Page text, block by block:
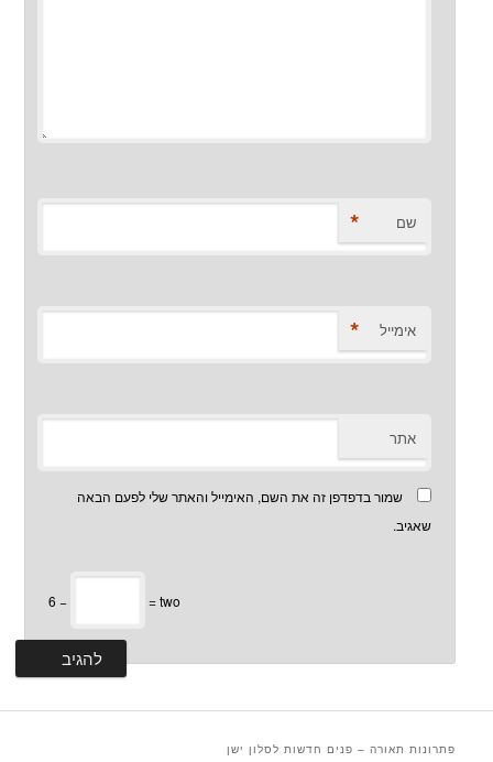
שם *
אימייל *
אתר
שמור בדפדפן זה את השם, האימייל והאתר שלי לפעם הבאה
שאגיב.
6 − = two
פתרונות תאורה – פנים חדשות לסלון ישן